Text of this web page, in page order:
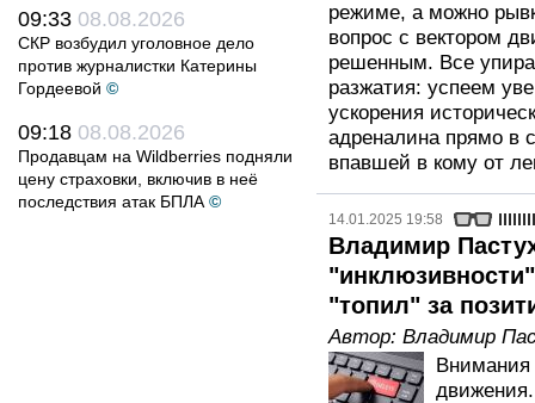
09:33 08.08.2026
СКР возбудил уголовное дело
против журналистки Катерины
Гордеевой ©
09:18 08.08.2026
Продавцам на Wildberries подняли
цену страховки, включив в неё
последствия атак БПЛА ©
режиме, а можно
вопрос с вектором
решенным. Все
разжатия: успеем
ускорения
адреналина прямо в
впавшей в кому от
14.01.2025 19:58
Владимир
"топил" за
Автор: Владимир
Внимания